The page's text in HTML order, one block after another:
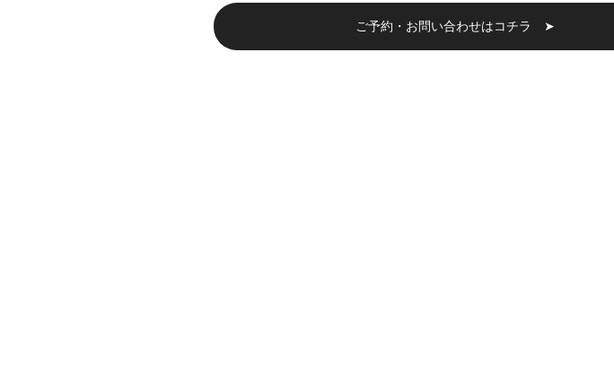
ご予約・お問い合わせはコチラ ➤